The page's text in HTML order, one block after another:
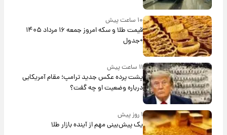
۱۰ ساعت پیش
قیمت طلا و سکه امروز جمعه ۱۶ مرداد ۱۴۰۵
+جدول
۱۱ ساعت پیش
پشت پرده عکس جدید ترامپ؛ مقام آمریکایی
درباره وضعیت او چه گفت؟
۱ روز پیش
یک پیش‌بینی مهم از آینده بازار طلا